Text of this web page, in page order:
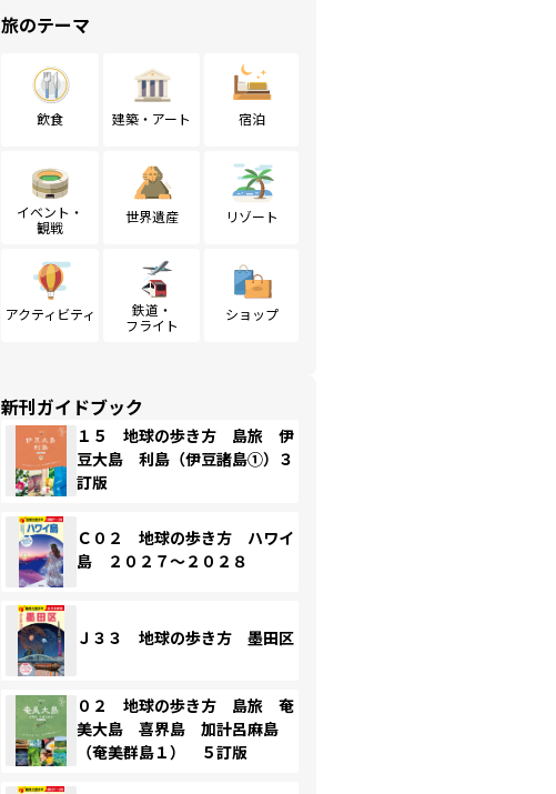
旅のテーマ
飲食 建築・アート 宿泊
イベント・
観戦
世界遺産 リゾート
アクティビティ
鉄道・
フライト
ショップ
新刊ガイドブック
１５ 地球の歩き方 島旅 伊
豆大島 利島（伊豆諸島①）３
訂版
Ｃ０２ 地球の歩き方 ハワイ
島 ２０２７～２０２８
Ｊ３３ 地球の歩き方 墨田区
０２ 地球の歩き方 島旅 奄
美大島 喜界島 加計呂麻島
（奄美群島１） ５訂版